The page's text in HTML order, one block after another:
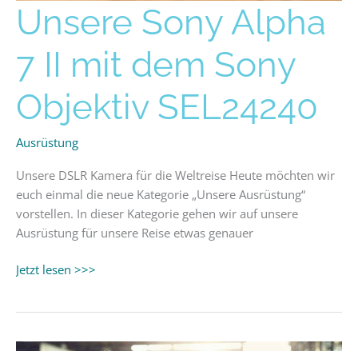
Unsere Sony Alpha
7 II mit dem Sony
Objektiv SEL24240
Ausrüstung
Unsere DSLR Kamera für die Weltreise Heute möchten wir
euch einmal die neue Kategorie „Unsere Ausrüstung“
vorstellen. In dieser Kategorie gehen wir auf unsere
Ausrüstung für unsere Reise etwas genauer
Unsere
Sony
II
mit
dem
Sony
SEL24240
Jetzt lesen >>>